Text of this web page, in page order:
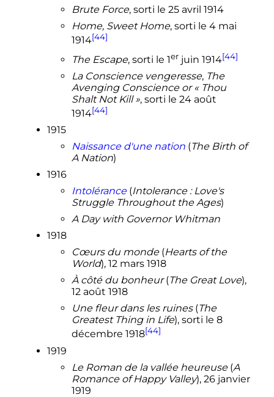
Brute Force, sorti le 25 avril 1914
Home, Sweet Home, sorti le 4 mai
1914[44]
The Escape, sorti le 1erjuin 1914[44]
La Conscience vengeresse, The
Avenging Conscience or « Thou
Shalt Not Kill », sorti le 24 août
1914[44]
1915
Naissance d'une nation(The Birth of
A Nation)
1916
Intolérance(Intolerance : Love's
Struggle Throughout the Ages)
A Day with Governor Whitman
1918
Cœurs du monde(Hearts of the
World), 12 mars 1918
À côté du bonheur(The Great Love),
12 août 1918
Une fleur dans les ruines(The
Greatest Thing in Life), sorti le 8
décembre 1918[44]
1919
Le Roman de la vallée heureuse(A
Romance of Happy Valley), 26 janvier
1919